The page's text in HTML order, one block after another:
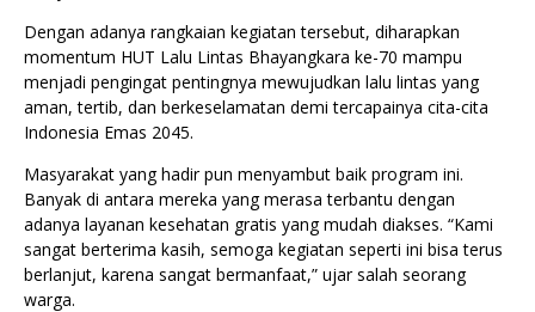
Dengan adanya rangkaian kegiatan tersebut, diharapkan
momentum HUT Lalu Lintas Bhayangkara ke-70 mampu
menjadi pengingat pentingnya mewujudkan lalu lintas yang
aman, tertib, dan berkeselamatan demi tercapainya cita-cita
Indonesia Emas 2045.
Masyarakat yang hadir pun menyambut baik program ini.
Banyak di antara mereka yang merasa terbantu dengan
adanya layanan kesehatan gratis yang mudah diakses. “Kami
sangat berterima kasih, semoga kegiatan seperti ini bisa terus
berlanjut, karena sangat bermanfaat,” ujar salah seorang
warga.